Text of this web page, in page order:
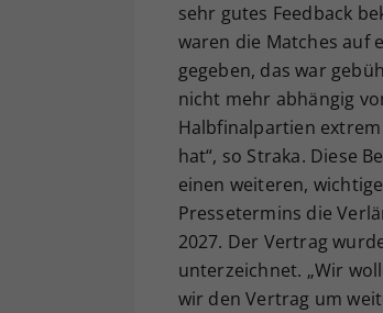
sehr gutes Feedback
waren die Matches auf
gegeben, das war
nicht mehr abhängig
Halbfinalpartien
hat“, so Straka. Diese
einen weiteren,
Pressetermins die
2027. Der Vertrag
unterzeichnet. „Wir
wir den Vertrag um